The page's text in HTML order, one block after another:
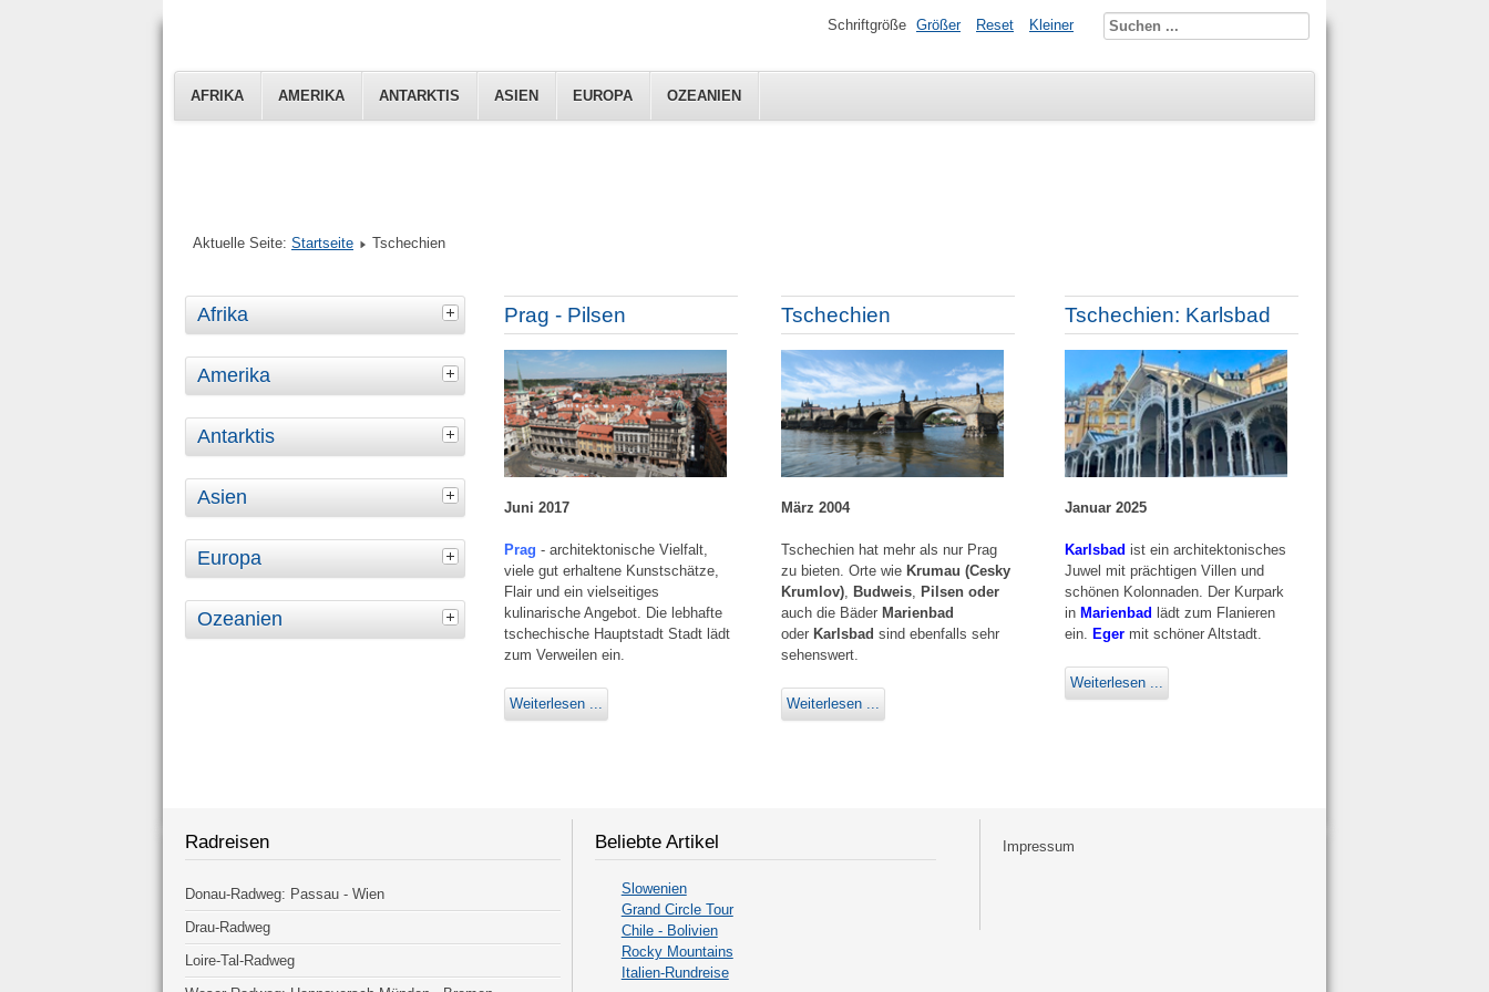
AFRIKA AMERIKA ANTARKTIS ASIEN EUROPA OZEANIEN
Schriftgröße Größer Reset Kleiner
Aktuelle Seite: Startseite Tschechien
Afrika
Amerika
Antarktis
Asien
Europa
Ozeanien
Prag - Pilsen
Juni 2017
Prag - architektonische Vielfalt,
viele gut erhaltene Kunstschätze,
Flair und ein vielseitiges
kulinarische Angebot. Die lebhafte
tschechische Hauptstadt Stadt lädt
zum Verweilen ein.
Weiterlesen ...
Tschechien
März 2004
Tschechien hat mehr als nur Prag
zu bieten. Orte wie Krumau (Cesky
Krumlov), Budweis, Pilsen oder
auch die Bäder Marienbad
oder Karlsbad sind ebenfalls sehr
sehenswert.
Weiterlesen ...
Tschechien: Karlsbad
Januar 2025
Karlsbadist ein architektonisches
Juwel mit prächtigen Villen und
schönen Kolonnaden. Der Kurpark
in Marienbad lädt zum Flanieren
ein. Eger mit schöner Altstadt.
Weiterlesen ...
Radreisen
Donau-Radweg: Passau - Wien
Drau-Radweg
Loire-Tal-Radweg
Beliebte Artikel
Slowenien
Grand Circle Tour
Chile - Bolivien
Rocky Mountains
Italien-Rundreise
Impressum